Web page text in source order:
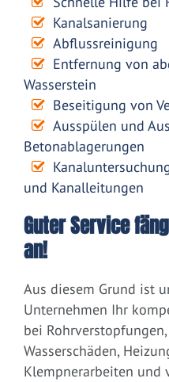
Kanalsanierung
Abflussreinigung
Entfernung von
Wasserstein
Beseitigung von
Ausspülen und
Betonablagerungen
und Kanalleitungen
Guter Service
an!
Aus diesem Grund ist
Unternehmen Ihr
bei
Wasserschäden,
Klempnerarbeiten und